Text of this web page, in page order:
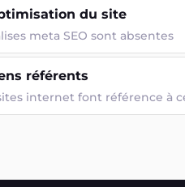
du site
meta SEO sont absentes
référents
internet font référence à